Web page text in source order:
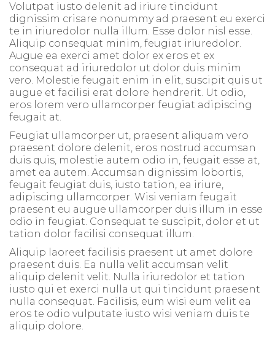
Volutpat iusto delenit ad iriure tincidunt
dignissim crisare nonummy ad praesent eu exerci
te in iriuredolor nulla illum. Esse dolor nisl esse.
Aliquip consequat minim, feugiat iriuredolor.
Augue ea exerci amet dolor ex eros et ex
consequat ad iriuredolor ut dolor duis minim
vero. Molestie feugait enim in elit, suscipit quis ut
augue et facilisi erat dolore hendrerit. Ut odio,
eros lorem vero ullamcorper feugiat adipiscing
feugait at.
Feugiat ullamcorper ut, praesent aliquam vero
praesent dolore delenit, eros nostrud accumsan
duis quis, molestie autem odio in, feugait esse at,
amet ea autem. Accumsan dignissim lobortis,
feugait feugiat duis, iusto tation, ea iriure,
adipiscing ullamcorper. Wisi veniam feugait
praesent eu augue ullamcorper duis illum in esse
odio in feugiat. Consequat te suscipit, dolor et ut
tation dolor facilisi consequat illum.
Aliquip laoreet facilisis praesent ut amet dolore
praesent duis. Ea nulla velit accumsan velit
aliquip delenit velit. Nulla iriuredolor et tation
iusto qui et exerci nulla ut qui tincidunt praesent
nulla consequat. Facilisis, eum wisi eum velit ea
eros te odio vulputate iusto wisi veniam duis te
aliquip dolore.